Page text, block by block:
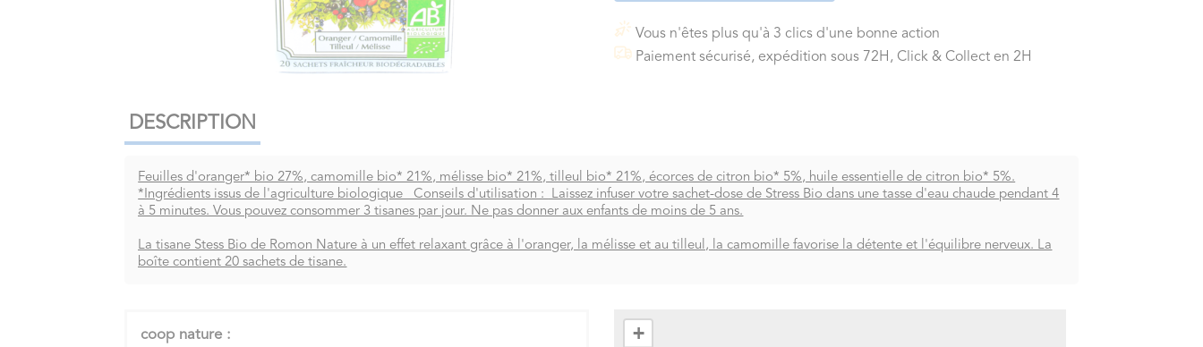
Vous n'êtes plus qu'à 3 clics d'une bonne action
Paiement sécurisé, expédition sous 72H, Click & Collect en 2H
DESCRIPTION
Feuilles d'oranger* bio 27%, camomille bio* 21%, mélisse bio* 21%, tilleul bio* 21%, écorces de citron bio* 5%, huile essentielle de citron bio* 5%.
*Ingrédients issus de l'agriculture biologique Conseils d'utilisation :
Laissez infuser votre sachet-dose de Stress Bio dans une tasse d'eau chaude pendant 4
à 5 minutes. Vous pouvez consommer 3 tisanes par jour. Ne pas donner aux enfants de moins de 5 ans.
La tisane Stess Bio de Romon Nature à un effet relaxant grâce à l'oranger, la mélisse et au tilleul, la camomille favorise la détente et l'équilibre nerveux. La
boîte contient 20 sachets de tisane.
coop nature :
+